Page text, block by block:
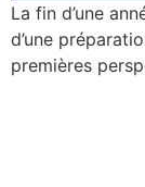
La fin d’une
d’une
premières